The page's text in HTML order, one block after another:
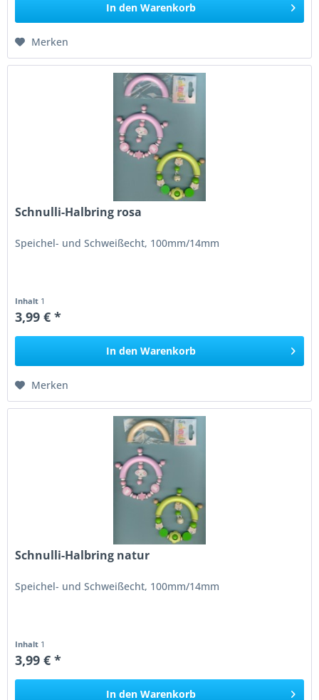
In den Warenkorb
Merken
Schnulli-Halbring rosa
Speichel- und Schweißecht, 100mm/14mm
Inhalt 1
3,99 € *
In den Warenkorb
Merken
Schnulli-Halbring natur
Speichel- und Schweißecht, 100mm/14mm
Inhalt 1
3,99 € *
In den Warenkorb